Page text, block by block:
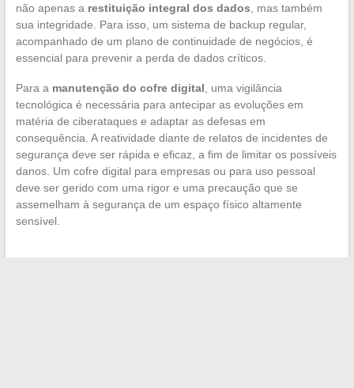
não apenas a restituição integral dos dados , mas também
sua integridade. Para isso, um sistema de backup regular,
acompanhado de um plano de continuidade de negócios, é
essencial para prevenir a perda de dados críticos.
Para a manutenção do cofre digital , uma vigilância
tecnológica é necessária para antecipar as evoluções em
matéria de ciberataques e adaptar as defesas em
consequência. A reatividade diante de relatos de incidentes de
segurança deve ser rápida e eficaz, a fim de limitar os possíveis
danos. Um cofre digital para empresas ou para uso pessoal
deve ser gerido com uma rigor e uma precaução que se
assemelham à segurança de um espaço físico altamente
sensível.